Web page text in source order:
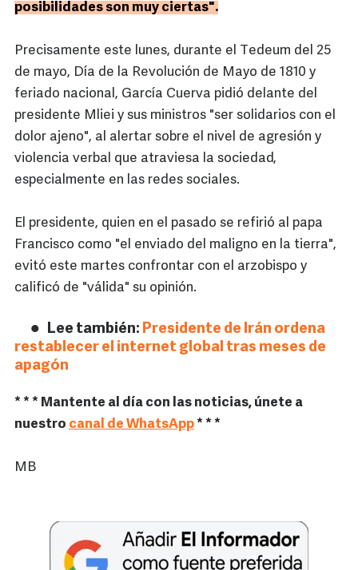
posibilidades son muy ciertas".
Precisamente este lunes, durante el Tedeum del 25
de mayo, Día de la Revolución de Mayo de 1810 y
feriado nacional, García Cuerva pidió delante del
presidente Mliei y sus ministros "ser solidarios con el
dolor ajeno", al alertar sobre el nivel de agresión y
violencia verbal que atraviesa la sociedad,
especialmente en las redes sociales.
El presidente, quien en el pasado se refirió al papa
Francisco como "el enviado del maligno en la tierra",
evitó este martes confrontar con el arzobispo y
calificó de "válida" su opinión.
Lee también: Presidente de Irán ordena
restablecer el internet global tras meses de
apagón
* * * Mantente al día con las noticias, únete a
nuestro canal de WhatsApp* * *
MB